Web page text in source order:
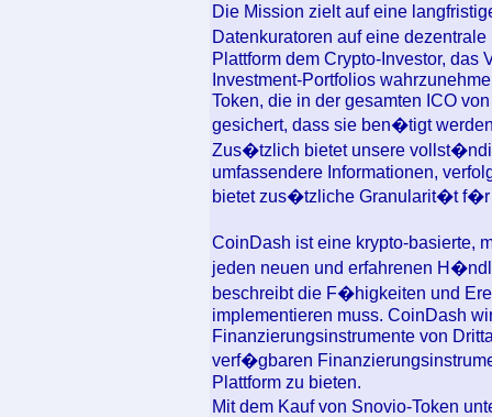
Die Mission zielt auf eine
Datenkuratoren auf eine
Plattform dem Crypto-Investor, das
Investment-Portfolios
Token, die in der gesamten ICO
gesichert, dass sie ben�tigt
Zus�tzlich bietet unsere
umfassendere Informationen,
bietet zus�tzliche Granularit�t f�r
CoinDash ist eine krypto-basierte,
jeden neuen und erfahrenen
beschreibt die F�higkeiten und
implementieren muss. CoinDash
Finanzierungsinstrumente von
verf�gbaren
Plattform zu bieten.
Mit dem Kauf von Snovio-Token